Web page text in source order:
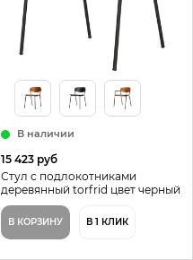
В наличии
15 423 руб
Стул с подлокотниками
деревянный torfrid цвет черный
В КОРЗИНУ В 1 КЛИК